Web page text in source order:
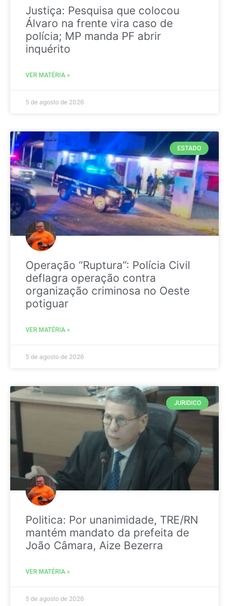
Justiça: Pesquisa que colocou
Álvaro na frente vira caso de
polícia; MP manda PF abrir
inquérito
VER MATÉRIA »
5 de agosto de 2026
ESTADO
Operação “Ruptura”: Polícia Civil
deflagra operação contra
organização criminosa no Oeste
potiguar
VER MATÉRIA »
5 de agosto de 2026
JURIDICO
Politica: Por unanimidade, TRE/RN
mantém mandato da prefeita de
João Câmara, Aize Bezerra
VER MATÉRIA »
5 de agosto de 2026